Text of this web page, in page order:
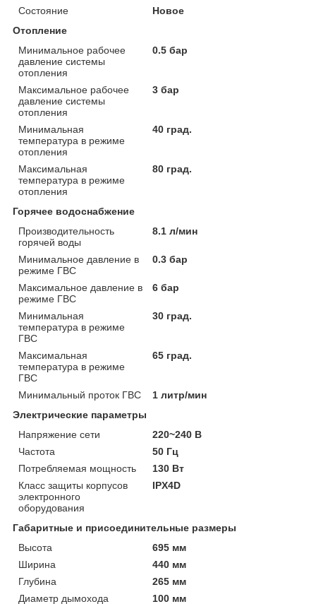
Состояние
Новое
Отопление
Минимальное рабочее
давление системы
отопления
0.5 бар
Максимальное рабочее
давление системы
отопления
3 бар
Минимальная
температура в режиме
отопления
40 град.
Максимальная
температура в режиме
отопления
80 град.
Горячее водоснабжение
Производительность
горячей воды
8.1 л/мин
Минимальное давление в
режиме ГВС
0.3 бар
Максимальное давление в
режиме ГВС
6 бар
Минимальная
температура в режиме
ГВС
30 град.
Максимальная
температура в режиме
ГВС
65 град.
Минимальный проток ГВС
1 литр/мин
Электрические параметры
Напряжение сети
220~240 В
Частота
50 Гц
Потребляемая мощность
130 Вт
Класс защиты корпусов
электронного
оборудования
IPX4D
Габаритные и присоединительные размеры
Высота
695 мм
Ширина
440 мм
Глубина
265 мм
Диаметр дымохода
100 мм